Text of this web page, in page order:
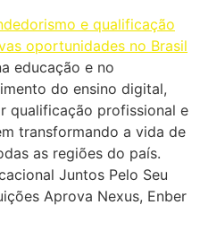
educação e no
do ensino digital,
qualificação profissional e
transformando a vida de
as regiões do país.
Juntos Pelo Seu
Aprova Nexus, Enber